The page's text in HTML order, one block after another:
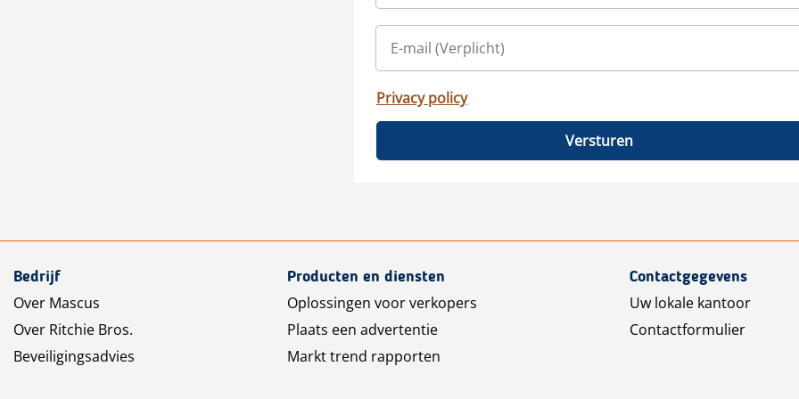
Privacy policy
Versturen
Bedrijf
Over Mascus
Over Ritchie Bros.
Beveiligingsadvies
Producten en diensten
Oplossingen voor verkopers
Plaats een advertentie
Markt trend rapporten
Contactgegevens
Uw lokale kantoor
Contactformulier